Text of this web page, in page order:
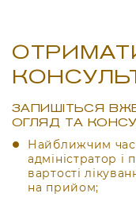
ЗАПИШІТЬСЯ
ОГЛЯД ТА
Найближчим
адміністратор і
вартості
на прийом;